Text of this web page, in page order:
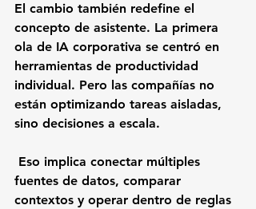
El cambio también redefine el
concepto de asistente. La primera
ola de IA corporativa se centró en
herramientas de productividad
individual. Pero las compañías no
están optimizando tareas aisladas,
sino decisiones a escala.
fuentes de datos, comparar
contextos y operar dentro de reglas